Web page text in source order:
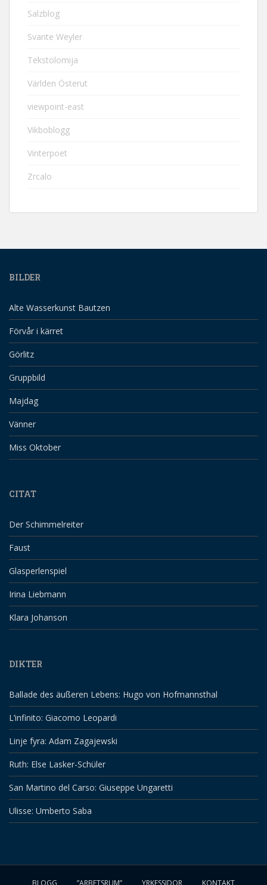
Salzblog
Svante Weyler
Tekstolomija
Världen Österut
viewpoint-east
Vikboblogg
Vinterpoet
Zrcalo
BILDER
Alte Wasserkunst Bautzen
Förvår i kärret
Görlitz
Gruppbild
Majdag
Vänner
Miss Oktober
CITAT
Der Schimmelreiter
Faust
Glasperlenspiel
Irina Liebmann
Klara Johanson
DIKTER
Ballade des äußeren Lebens: Hugo von Hofmannsthal
L’infinito: Giacomo Leopardi
Linje fyra: Adam Zagajewski
Ruth: Else Lasker-Schüler
San Martino del Carso: Giuseppe Ungaretti
Ulisse: Umberto Saba
BLOGG ”ARBETSRUM” YRKESSIDOR KONTAKT